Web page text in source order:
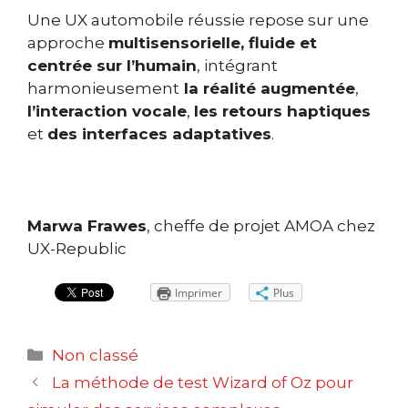
Une UX automobile réussie repose sur une
approche multisensorielle, fluide et
centrée sur l’humain, intégrant
harmonieusement la réalité augmentée,
l’interaction vocale, les retours haptiques
et des interfaces adaptatives.
Marwa Frawes, cheffe de projet AMOA chez
UX-Republic
Imprimer Plus
Catégories
Non classé
Navigation
des
La méthode de test Wizard of Oz pour